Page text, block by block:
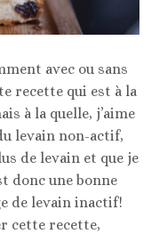
avec ou sans
recette qui est à la
à la quelle, j’aime
levain non-actif,
de levain et que je
donc une bonne
de levain inactif!
cette recette,